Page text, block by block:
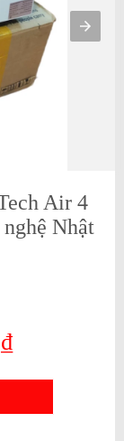
Air 4
Nhật